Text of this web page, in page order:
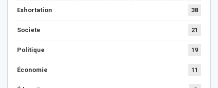
Exhortation 38
Societe 21
Politique 19
Économie 11